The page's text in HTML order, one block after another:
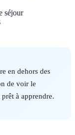
séjour
en dehors des
de voir le
à apprendre.